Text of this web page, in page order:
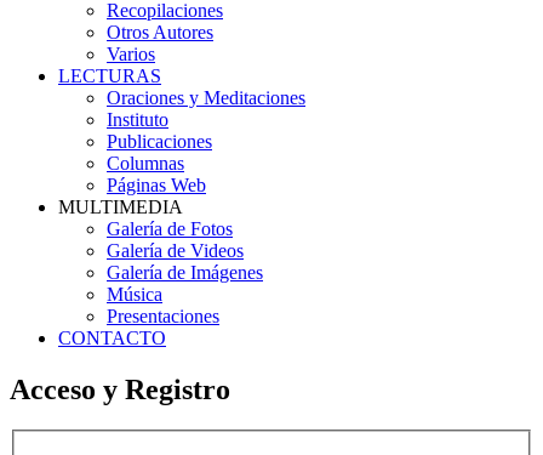
Recopilaciones
Otros Autores
Varios
LECTURAS
Oraciones y Meditaciones
Instituto
Publicaciones
Columnas
Páginas Web
MULTIMEDIA
Galería de Fotos
Galería de Videos
Galería de Imágenes
Música
Presentaciones
CONTACTO
Acceso y Registro